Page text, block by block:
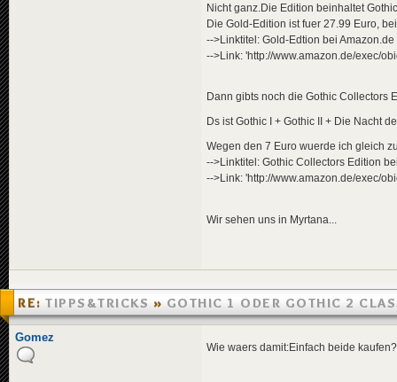
Nicht ganz.Die Edition beinhaltet
Die Gold-Edition ist fuer 27.99 Euro,
-->Linktitel: Gold-Edtion bei Amazon.de
-->Link: 'http://www.amazon.de/exec/
Dann gibts noch die Gothic Collectors
Ds ist Gothic I + Gothic II + Die Nacht
Wegen den 7 Euro wuerde ich gleich
-->Linktitel: Gothic Collectors Edition
-->Link: 'http://www.amazon.de/exec/
Wir sehen uns in Myrtana...
RE: TIPPS&TRICKS » GOTHIC 1 ODER GOTHIC 2
»01.09.2005 18:36
Gomez
Wie waers damit:Einfach beide